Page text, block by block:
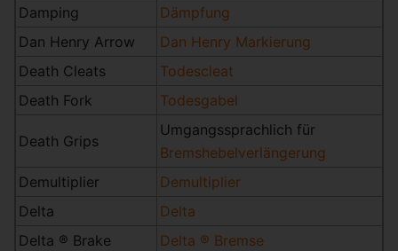
Damping
Dämpfung
Dan Henry Arrow
Dan Henry Markierung
Death Cleats
Todescleat
Death Fork
Todesgabel
Death Grips
Umgangssprachlich für
Bremshebelverlängerung
Demultiplier
Demultiplier
Delta
Delta
Delta ® Brake
Delta ® Bremse